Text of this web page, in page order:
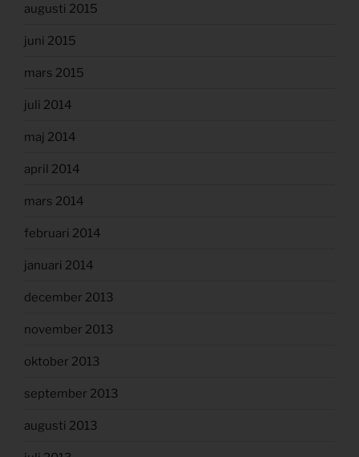
augusti 2015
juni 2015
mars 2015
juli 2014
maj 2014
april 2014
mars 2014
februari 2014
januari 2014
december 2013
november 2013
oktober 2013
september 2013
augusti 2013